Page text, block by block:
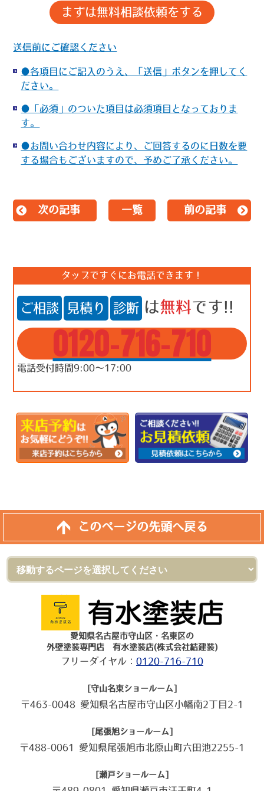
送信前にご確認ください
●各項目にご記入のうえ、「送信」ボタンを押してく
ださい。
●「必須」のついた項目は必須項目となっておりま
す。
●お問い合わせ内容により、ご回答するのに日数を要
する場合もございますので、予めご了承ください。
次の記事 一覧 前の記事
タップですぐにお電話できます！
ご相談 見積り 診断 は無料です!!
0120-716-710
電話受付時間9:00～17:00
このページの先頭へ戻る
愛知県名古屋市守山区・名東区の
外壁塗装専門店 有水塗装店(株式会社結建装)
フリーダイヤル： 0120-716-710
[守山名東ショールーム]
〒463-0048 愛知県名古屋市守山区小幡南2丁目2-1
[尾張旭ショールーム]
〒488-0061 愛知県尾張旭市北原山町六田池2255-1
[瀬戸ショールーム]